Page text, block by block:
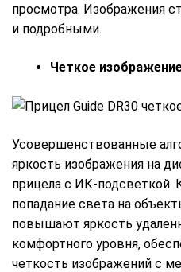
просмотра. Изображения
и подробными.
Четкое
Усовершенствованные
яркость изображения на
прицела с ИК-подсветкой.
попадание света на
повышают яркость
комфортного уровня,
четкость изображений с